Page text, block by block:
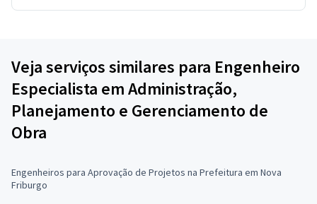
Veja serviços similares para Engenheiro
Especialista em Administração,
Planejamento e Gerenciamento de
Obra
Engenheiros para Aprovação de Projetos na Prefeitura em Nova
Friburgo